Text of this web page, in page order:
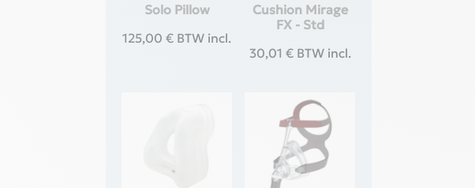
Solo Pillow
125,00€ BTW incl.
Cushion Mirage
FX - Std
30,01 € BTW incl.